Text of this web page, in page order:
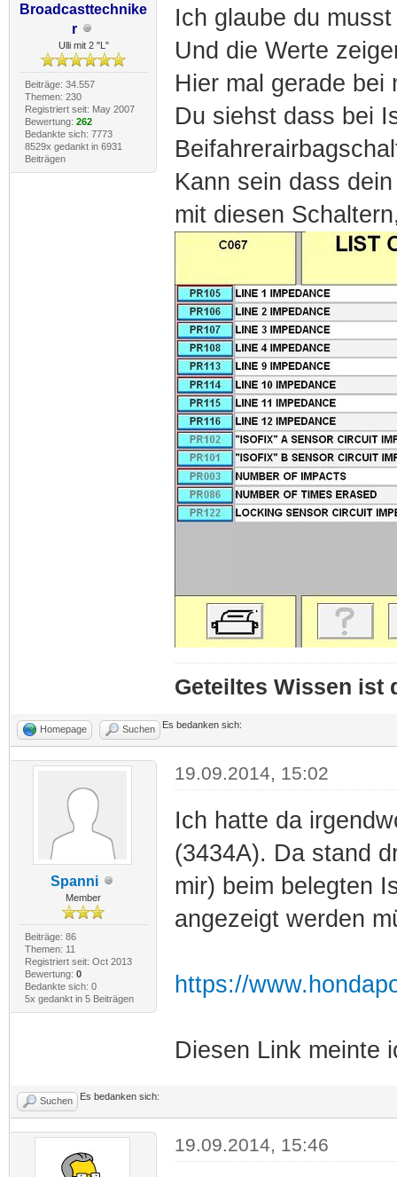
Broadcasttechnike
r
Ulli mit 2 "L"
Beiträge: 34.557
Themen: 230
Registriert seit: May 2007
Bewertung: 262
Bedankte sich: 7773
8529x gedankt in 6931
Beiträgen
Ich glaube du
Und die Werte
Hier mal gerade bei
Du siehst dass bei
Kann sein dass
mit diesen
Geteiltes Wissen ist
Homepage Suchen Es bedanken sich:
Spanni
Member
Beiträge: 86
Themen: 11
Registriert seit: Oct 2013
Bewertung: 0
Bedankte sich: 0
5x gedankt in 5 Beiträgen
19.09.2014, 15:02
Ich hatte da
(3434A). Da stand
mir) beim belegten
angezeigt werden
https://
Diesen Link meinte
Suchen Es bedanken sich:
19.09.2014, 15:46